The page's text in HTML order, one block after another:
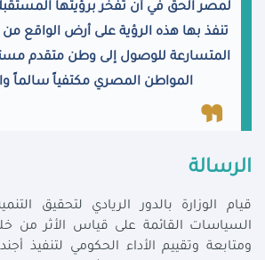
لمصر الحق في أن تفخر برؤيتها
تنفذ بها هذه الرؤية على أرض الواقع من
المتسارعة للوصول إلى وطن متقدم
المواطن المصري مكتفياً سالماً
الرسالة
قيام الوزارة بالدور الريادي لتحقيق
السياسات القائمة على قياس الأثر من
ومتابعة وتقييم الأداء الحكومي لتنفيذ